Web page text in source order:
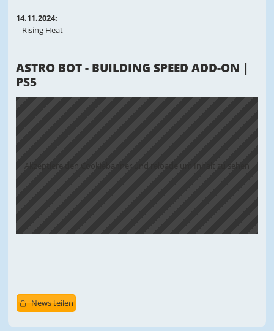
14.11.2024:
- Rising Heat
ASTRO BOT - BUILDING SPEED ADD-ON |
PS5
Akzeptiere den Cookiebanner und reloade um Inhalt zu sehen
News teilen